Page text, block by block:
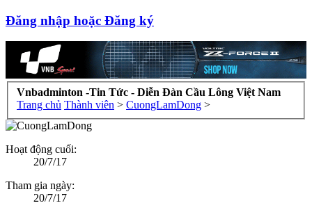
Đăng nhập hoặc Đăng ký
Vnbadminton -Tin Tức - Diễn Đàn Cầu Lông Việt Nam
Trang chủ Thành viên > CuongLamDong >
Hoạt động cuối:
20/7/17
Tham gia ngày:
20/7/17